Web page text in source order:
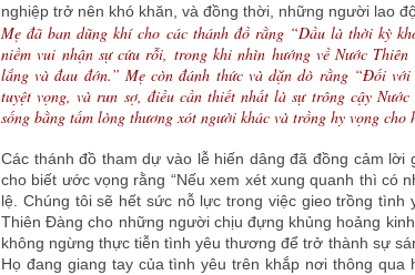
nghiệp trở nên khó khăn, và đồng thời, những người lao
Mẹ đã ban dũng khí cho các thánh đồ rằng “Dầu là thời kỳ
niềm vui nhận sự cứu rỗi, trong khi nhìn hướng về Nước
lắng và đau đớn.” Mẹ còn đánh thức và dặn dò rằng “Đối
tuyệt vọng, và run sợ, điều cần thiết nhất là sự trông cậy
sống bằng tấm lòng thương xót người khác và trồng hy vọng cho
Các thánh đồ tham dự vào lễ hiến dâng đã đồng cảm lời
cho biết ước vọng rằng “Nếu xem xét xung quanh thì có
lệ. Chúng tôi sẽ hết sức nỗ lực trong việc gieo trồng
Thiên Đàng cho những người chịu đựng khủng hoảng
không ngừng thực tiễn tình yêu thương để trở thành sự
Họ đang giang tay của tình yêu trên khắp nơi thông